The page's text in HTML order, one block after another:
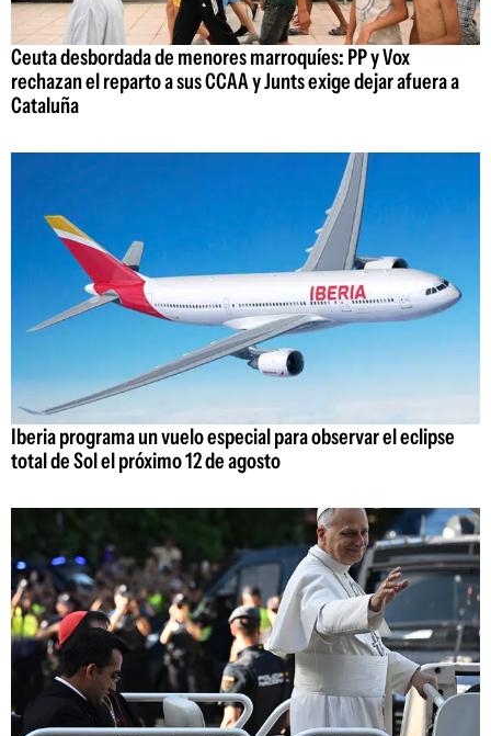
Ceuta desbordada de menores marroquíes: PP y Vox
rechazan el reparto a sus CCAA y Junts exige dejar afuera a
Cataluña
Iberia programa un vuelo especial para observar el eclipse
total de Sol el próximo 12 de agosto